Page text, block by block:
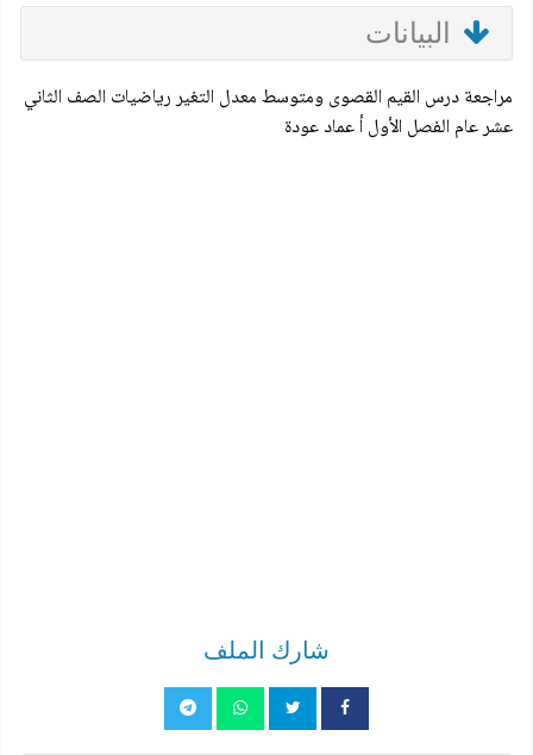
البيانات
مراجعة درس القيم القصوى ومتوسط معدل التغير رياضيات الصف الثاني
عشر عام الفصل الأول أ عماد عودة
شارك الملف